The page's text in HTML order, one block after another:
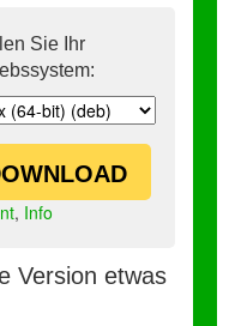
Sie Ihr
, Info
Version etwas